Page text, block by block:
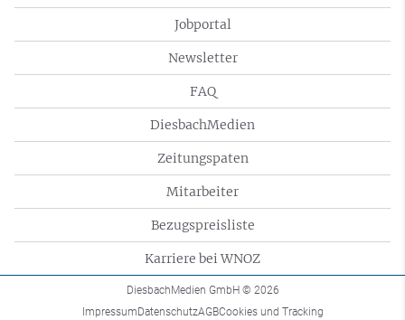
Jobportal
Newsletter
FAQ
DiesbachMedien
Zeitungspaten
Mitarbeiter
Bezugspreisliste
Karriere bei WNOZ
DiesbachMedien GmbH © 2026
ImpressumDatenschutzAGBCookies und Tracking